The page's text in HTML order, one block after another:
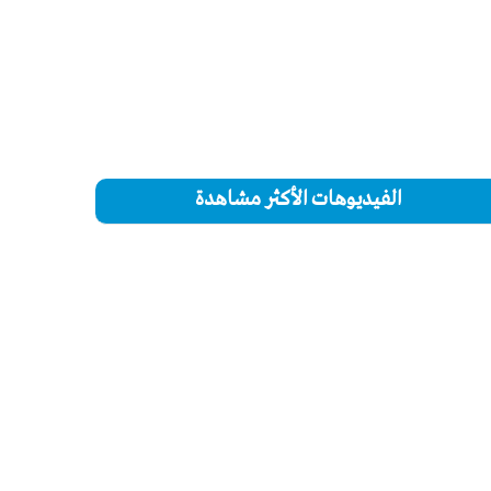
الفيديوهات الأكثر مشاهدة